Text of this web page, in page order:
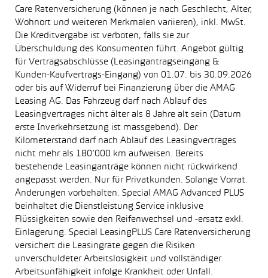
Care Ratenversicherung (können je nach Geschlecht, Alter,
Wohnort und weiteren Merkmalen variieren), inkl. MwSt.
Die Kreditvergabe ist verboten, falls sie zur
Überschuldung des Konsumenten führt. Angebot gültig
für Vertragsabschlüsse (Leasingantragseingang &
Kunden-Kaufvertrags-Eingang) von 01.07. bis 30.09.2026
oder bis auf Widerruf bei Finanzierung über die AMAG
Leasing AG. Das Fahrzeug darf nach Ablauf des
Leasingvertrages nicht älter als 8 Jahre alt sein (Datum
erste Inverkehrsetzung ist massgebend). Der
Kilometerstand darf nach Ablauf des Leasingvertrages
nicht mehr als 180’000 km aufweisen. Bereits
bestehende Leasinganträge können nicht rückwirkend
angepasst werden. Nur für Privatkunden. Solange Vorrat.
Änderungen vorbehalten. Special AMAG Advanced PLUS
beinhaltet die Dienstleistung Service inklusive
Flüssigkeiten sowie den Reifenwechsel und -ersatz exkl.
Einlagerung. Special LeasingPLUS Care Ratenversicherung
versichert die Leasingrate gegen die Risiken
unverschuldeter Arbeitslosigkeit und vollständiger
Arbeitsunfähigkeit infolge Krankheit oder Unfall.